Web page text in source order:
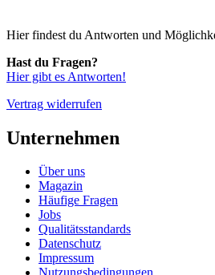
Hier findest du Antworten und
Hast du Fragen?
Hier gibt es Antworten!
Vertrag widerrufen
Unternehmen
Über uns
Magazin
Häufige Fragen
Jobs
Qualitätsstandards
Datenschutz
Impressum